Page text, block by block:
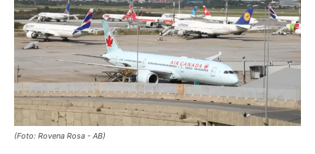
(Foto: Rovena Rosa - AB)